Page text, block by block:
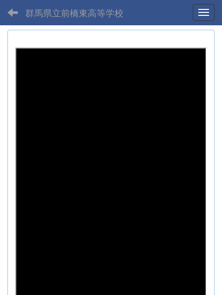
群馬県立前橋東高等学校